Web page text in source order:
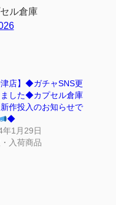
ル倉庫
津店】◆ガチャSNS更
した◆カプセル倉庫
作投入のお知らせで
◆
年1月29日
入荷商品